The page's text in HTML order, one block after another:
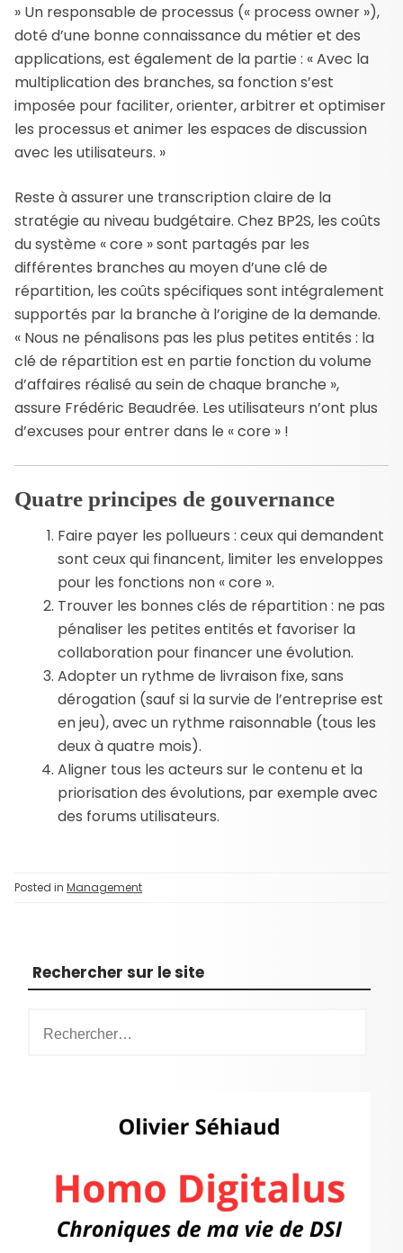
» Un responsable de processus (« process owner »),
doté d’une bonne connaissance du métier et des
applications, est également de la partie : « Avec la
multiplication des branches, sa fonction s’est
imposée pour faciliter, orienter, arbitrer et optimiser
les processus et animer les espaces de discussion
avec les utilisateurs. »
Reste à assurer une transcription claire de la
stratégie au niveau budgétaire. Chez BP2S, les coûts
du système « core » sont partagés par les
différentes branches au moyen d’une clé de
répartition, les coûts spécifiques sont intégralement
supportés par la branche à l’origine de la demande.
« Nous ne pénalisons pas les plus petites entités : la
clé de répartition est en partie fonction du volume
d’affaires réalisé au sein de chaque branche »,
assure Frédéric Beaudrée. Les utilisateurs n’ont plus
d’excuses pour entrer dans le « core » !
Quatre principes de gouvernance
Faire payer les pollueurs : ceux qui demandent
sont ceux qui financent, limiter les enveloppes
pour les fonctions non « core ».
Trouver les bonnes clés de répartition : ne pas
pénaliser les petites entités et favoriser la
collaboration pour financer une évolution.
Adopter un rythme de livraison fixe, sans
dérogation (sauf si la survie de l’entreprise est
en jeu), avec un rythme raisonnable (tous les
deux à quatre mois).
Aligner tous les acteurs sur le contenu et la
priorisation des évolutions, par exemple avec
des forums utilisateurs.
Posted in Management
Rechercher sur le site